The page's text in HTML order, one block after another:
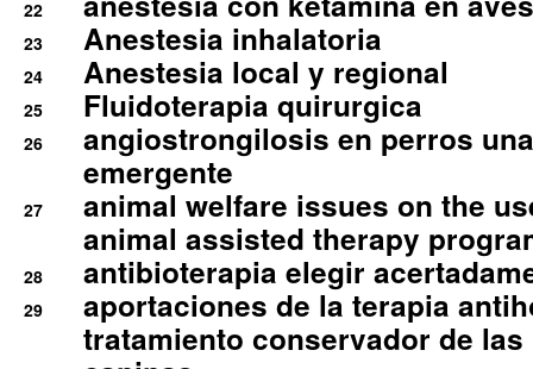
22
23 Anestesia inhalatoria
24 Anestesia local y regional
25 Fluidoterapia quirurgica
26
angiostrongilosis en perros
emergente
27
animal welfare issues on the
animal assisted therapy
28 antibioterapia elegir
29
aportaciones de la terapia
tratamiento conservador de